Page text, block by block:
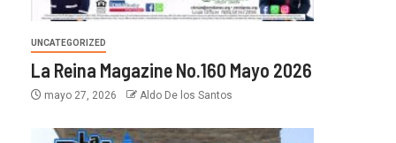
UNCATEGORIZED
La Reina Magazine No.160 Mayo 2026
mayo 27, 2026 Aldo De los Santos